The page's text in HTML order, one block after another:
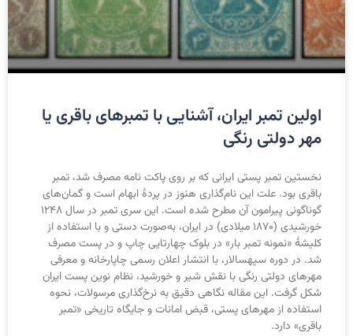
اولین تمبر ایران، آشنایی با تمبرهای باقری یا
مهر دولتی رنگی
نخستین تمبر پستی ایرانی که بر روی پاکت نامه مصرف شد، تمبر
باقری بود. علت این نام‌گذاری هنوز در پردهٔ ابهام است و گمان‌های
گوناگونی پیرامون آن مطرح شده است. این سری تمبر در سال ۱۲۴۸
خورشیدی (۱۸۷۰ میلادی) در ایران، به‌صورت دستی و با استفاده از
کلیشهٔ «نمونه تمبر بار» در بلوک چهارتایی چاپ و در پست مصرف
شد. در دوره سپهسالار، با انتشار اعلان رسمی چاپارخانه و معرفی
مهرهای دولتی رنگی با نقش شیر و خورشید، نظام نوین پست ایران
شکل گرفت. این مقاله نگاهی دقیق به نرخ‌گذاری مرسولات، نحوه
استفاده از مهرهای پستی، قبض امانات و جایگاه تاریخی «تمبر
باقری» دارد.